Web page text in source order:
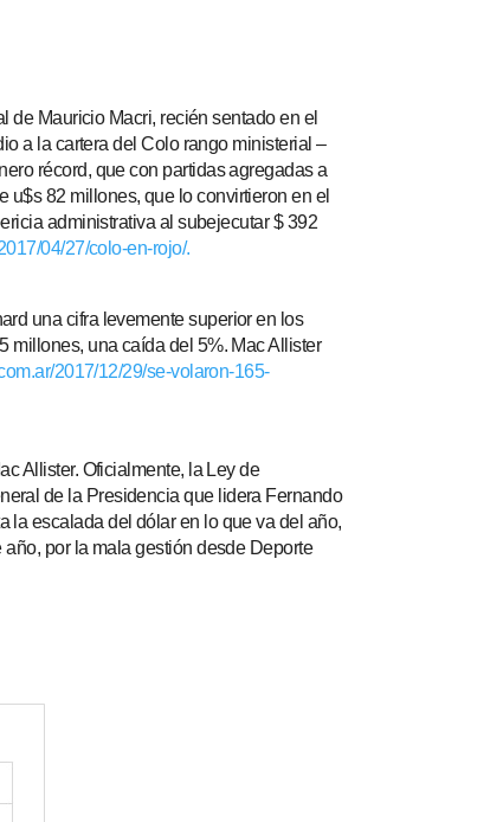
de Mauricio Macri, recién sentado en el
a la cartera del Colo rango ministerial –
récord, que con partidas agregadas a
u$s 82 millones, que lo convirtieron en el
administrativa al subejecutar $ 392
04/27/colo-en-rojo/.
una cifra levemente superior en los
millones, una caída del 5%. Mac Allister
2017/12/29/se-volaron-165-
Allister. Oficialmente, la Ley de
de la Presidencia que lidera Fernando
la escalada del dólar en lo que va del año,
por la mala gestión desde Deporte